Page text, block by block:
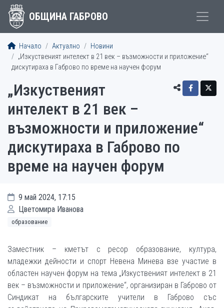
ОБЩИНА ГАБРОВО
Начало Актуално
Новини
„Изкуственият интелект в 21 век – възможности и приложение“
дискутираха в Габрово по време на научен форум
„Изкуственият
интелект в 21 век –
възможности и приложение“
дискутираха в Габрово по
време на научен форум
9 май 2024, 17:15
Цветомира Иванова
образование
Заместник – кметът с ресор образование, култура,
младежки дейности и спорт Невена Минева взе участие в
областен научен форум на тема „Изкуственият интелект в 21
век – възможности и приложение“, организиран в Габрово от
Синдикат на българските учители в Габрово със